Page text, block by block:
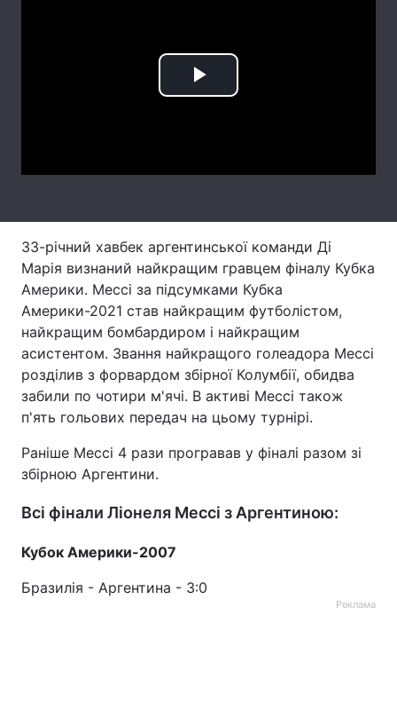
Тема оформлення
Play
33-річний хавбек аргентинської команди Ді
Марія визнаний найкращим гравцем фіналу Кубка
Америки. Мессі за підсумками Кубка
Америки-2021 став найкращим футболістом,
найкращим бомбардиром і найкращим
асистентом. Звання найкращого голеадора Мессі
розділив з форвардом збірної Колумбії, обидва
забили по чотири м'ячі. В активі Мессі також
п'ять гольових передач на цьому турнірі.
Раніше Мессі 4 рази програвав у фіналі разом зі
збірною Аргентини.
Всі фінали Ліонеля Мессі з Аргентиною:
Кубок Америки-2007
Бразилія - ​​Аргентина - 3:0
Реклама